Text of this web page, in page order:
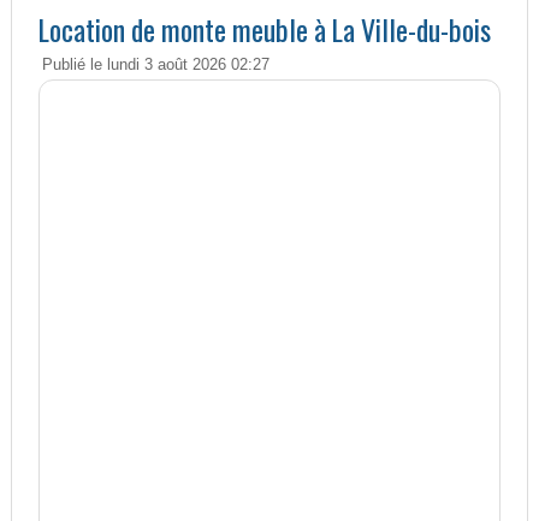
Location de monte meuble à La Ville-du-bois
Publié le lundi 3 août 2026 02:27